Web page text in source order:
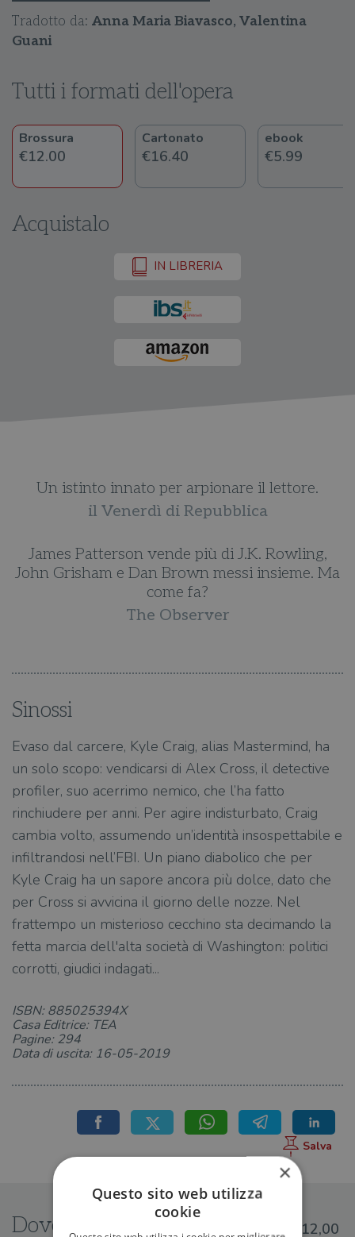
Tradotto da: Anna Maria Biavasco, Valentina
Guani
Tutti i formati dell'opera
Brossura
€12.00
Cartonato
€16.40
ebook
€5.99
Acquistalo
IN LIBRERIA
Un istinto innato per arpionare il lettore.
il Venerdì di Repubblica
James Patterson vende più di J.K. Rowling,
John Grisham e Dan Brown messi insieme. Ma
come fa?
The Observer
Sinossi
Evaso dal carcere, Kyle Craig, alias Mastermind, ha
un solo scopo: vendicarsi di Alex Cross, il detective
profiler, suo acerrimo nemico, che l’ha fatto
rinchiudere per anni. Per agire indisturbato, Craig
cambia volto, assumendo un’identità insospettabile e
infiltrandosi nell’FBI. Un piano diabolico che per
Kyle Craig ha un sapore ancora più dolce, dato che
per Cross si avvicina il giorno delle nozze. Nel
frattempo un misterioso cecchino sta decimando la
fetta marcia dell'alta società di Washington: politici
corrotti, giudici indagati...
ISBN: 885025394X
Casa Editrice: TEA
Pagine: 294
Data di uscita: 16-05-2019
Dove trovarlo €12,00
×
Questo sito web utilizza
cookie